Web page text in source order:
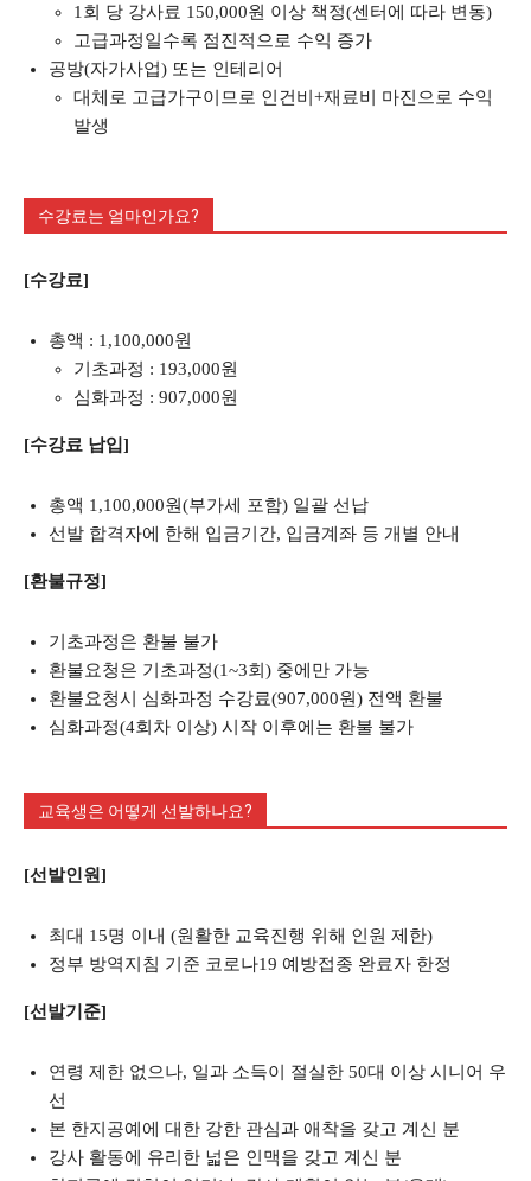
1회 당 강사료 150,000원 이상 책정(센터에 따라 변동)
고급과정일수록 점진적으로 수익 증가
공방(자가사업) 또는 인테리어
대체로 고급가구이므로 인건비+재료비 마진으로 수익
발생
수강료는 얼마인가요?
[수강료]
총액 : 1,100,000원
기초과정 : 193,000원
심화과정 : 907,000원
[수강료 납입]
총액 1,100,000원(부가세 포함) 일괄 선납
선발 합격자에 한해 입금기간, 입금계좌 등 개별 안내
[환불규정]
기초과정은 환불 불가
환불요청은 기초과정(1~3회) 중에만 가능
환불요청시 심화과정 수강료(907,000원) 전액 환불
심화과정(4회차 이상) 시작 이후에는 환불 불가
교육생은 어떻게 선발하나요?
[선발인원]
최대 15명 이내 (원활한 교육진행 위해 인원 제한)
정부 방역지침 기준 코로나19 예방접종 완료자 한정
[선발기준]
연령 제한 없으나, 일과 소득이 절실한 50대 이상 시니어 우
선
본 한지공예에 대한 강한 관심과 애착을 갖고 계신 분
강사 활동에 유리한 넓은 인맥을 갖고 계신 분